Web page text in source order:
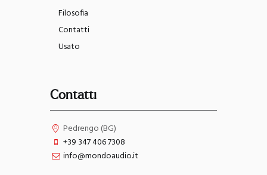
Filosofia
Contatti
Usato
Contatti
Pedrengo (BG)
+39 347 406 7308
info@mondoaudio.it